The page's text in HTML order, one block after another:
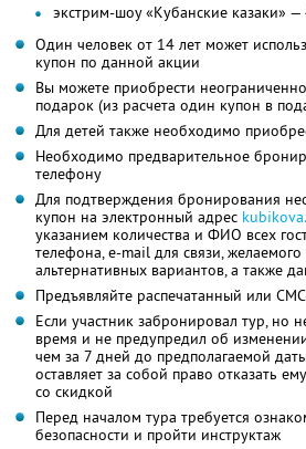
экстрим-шоу «Кубанские казаки»
Один человек от 14 лет может
купон по данной акции
Вы можете приобрести
подарок (из расчета один купон в
Для детей также необходимо
Необходимо предварительное
телефону
Для подтверждения бронирования
купон на электронный адрес
указанием количества и ФИО всех
телефона, e-mail для связи,
альтернативных вариантов, а также
Предъявляйте распечатанный или
Если участник забронировал тур, но
время и не предупредил об
чем за 7 дней до предполагаемой
оставляет за собой право отказать
со скидкой
Перед началом тура требуется
безопасности и пройти инструктаж